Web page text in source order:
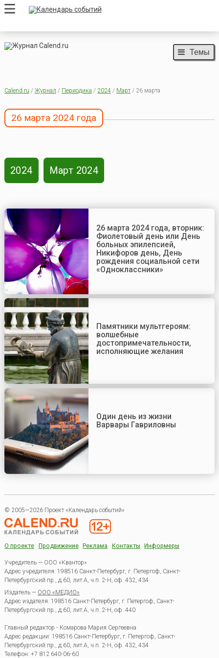
Темы
Calend.ru / Журнал / Периодика / 2024/ Март/ 26 марта
26 марта 2024 года
2024 Март 2024
26 марта 2024 года, вторник:
Фиолетовый день или День
больных эпилепсией,
Никифоров день, День
рождения социальной сети
«Одноклассники»
Памятники мультгероям:
волшебные
достопримечательности,
исполняющие желания
Один день из жизни
Варвары Гавриловны
© 2005—2026 Проект «Календарь событий»
О проекте Продвижение Реклама Контакты Информеры
Учредитель — ООО «Квантор»
Адрес учредителя: 198516 Санкт-Петербург, г. Петергоф, Санкт-
Петербургский пр., д.60, лит.А, ч.п. 2-Н, оф. 432, 434
Издатель — ООО «МЕДИО»
Адрес издателя: 198516 Санкт-Петербург, г. Петергоф, Санкт-
Петербургский пр., д.60, лит.А, ч.п. 2-Н, оф. 440
Главный редактор - Комарова Мария Сергеевна
Адрес редакции: 198516 Санкт-Петербург, г. Петергоф, Санкт-
Петербургский пр., д.60, лит.А, ч.п. 2-Н, оф. 432, 434
Телефон: +7 812 640-06-60